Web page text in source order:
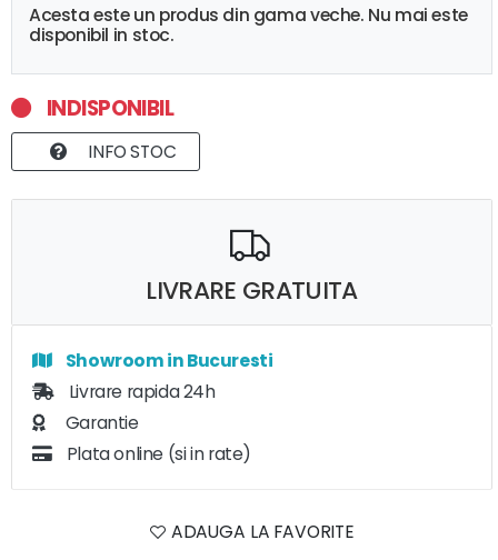
Acesta este un produs din gama veche. Nu mai este
disponibil in stoc.
INDISPONIBIL
INFO STOC
LIVRARE GRATUITA
Showroom in Bucuresti
Livrare rapida 24h
Garantie
Plata online (si in rate)
ADAUGA LA FAVORITE